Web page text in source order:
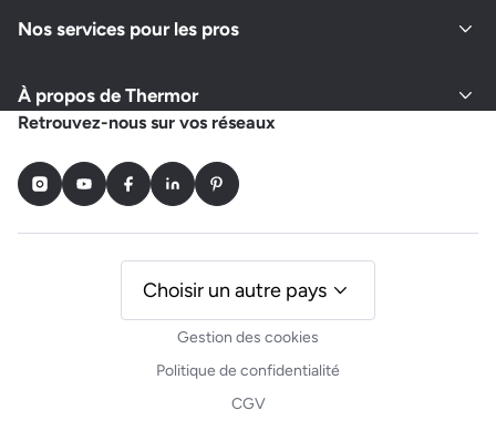
Demander un devis
GLOBAL ENERGIES SERVICES
22 AVENUE DU PRESIDENT VINCENT AURIOL
Fermé actuellement
ECO TECH LIMOUSIN
Nos services pour les pros
À propos de Thermor
Retrouvez-nous sur vos réseaux
InstagramYoutubeFacebookLinkedInPinterest
Gestion des cookies
Politique de confidentialité
CGV
Choisir un autre pays